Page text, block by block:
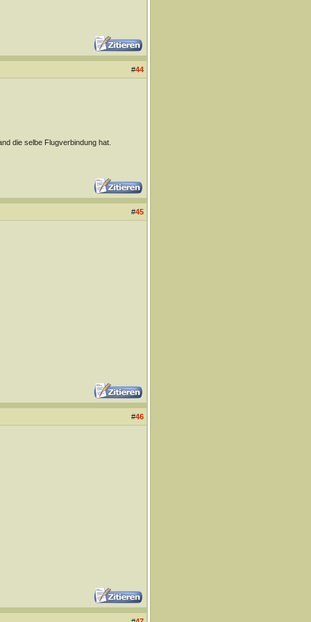
#44
die selbe Flugverbindung hat.
#45
#46